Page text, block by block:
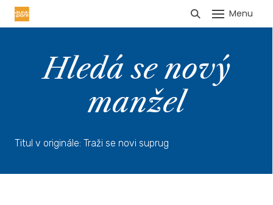
Menu
Hledá se nový
manžel
Titul v originále: Traži se novi suprug